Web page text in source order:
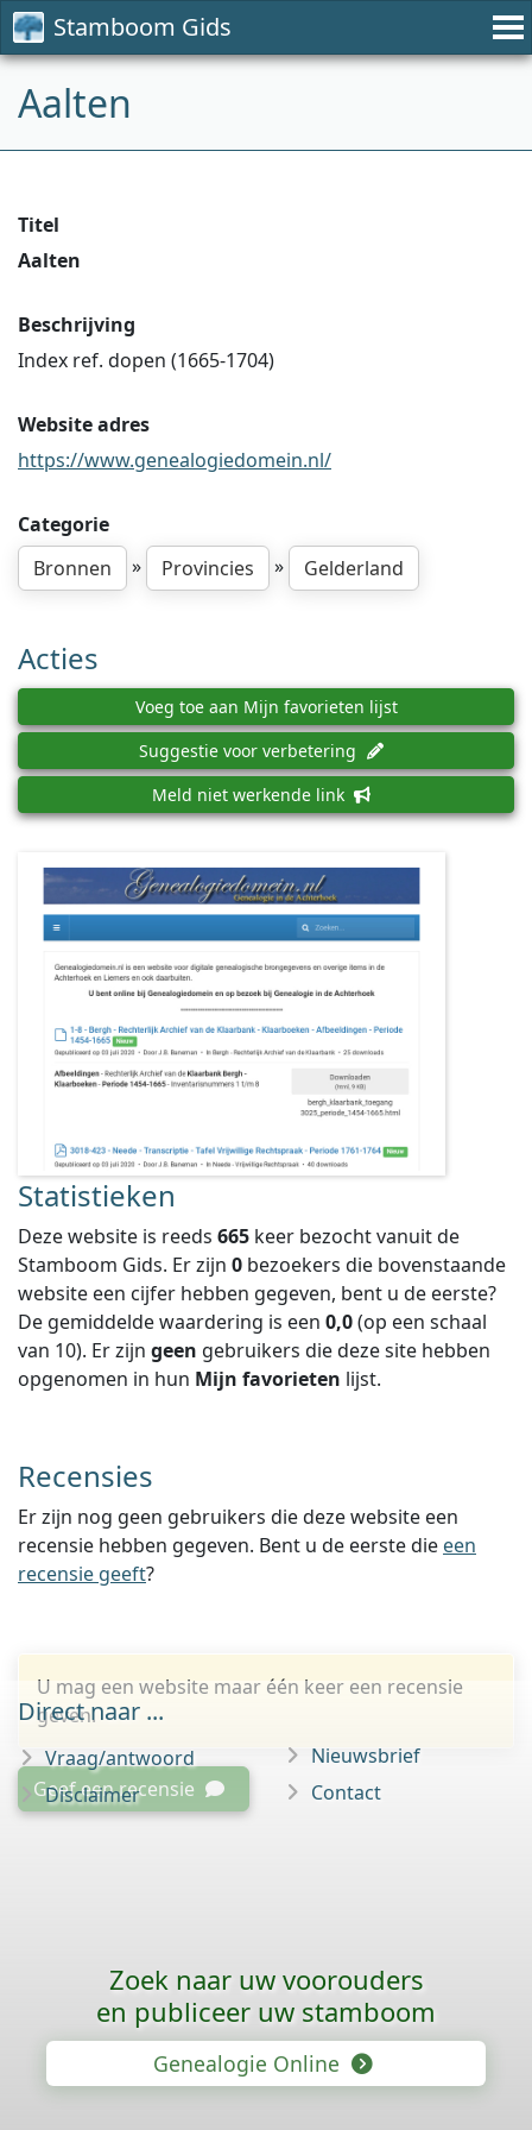
Stamboom Gids
Aalten
Titel
Aalten
Beschrijving
Index ref. dopen (1665-1704)
Website adres
https://www.genealogiedomein.nl/
Categorie
Bronnen
» Provincies » Gelderland
Acties
Voeg toe aan Mijn favorieten lijst
Suggestie voor verbetering
Meld niet werkende link
Statistieken
Deze website is reeds 665 keer bezocht vanuit de
Stamboom Gids. Er zijn 0 bezoekers die bovenstaande
website een cijfer hebben gegeven, bent u de eerste?
De gemiddelde waardering is een 0,0(op een schaal
van 10). Er zijn geen gebruikers die deze site hebben
opgenomen in hun Mijn favorieten lijst.
Recensies
Er zijn nog geen gebruikers die deze website een
recensie hebben gegeven. Bent u de eerste die een
recensie geeft?
U mag een website maar één keer een recensie
geven.
Geef een recensie
Direct naar ...
Vraag/antwoord
Disclaimer
Nieuwsbrief
Contact
Zoek naar uw voorouders
en publiceer uw stamboom
Genealogie Online